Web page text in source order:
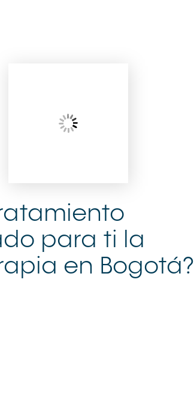
para ti la
en Bogotá?